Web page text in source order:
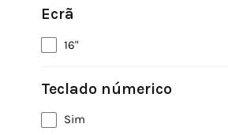
Ecrã
16"
Teclado númerico
Sim